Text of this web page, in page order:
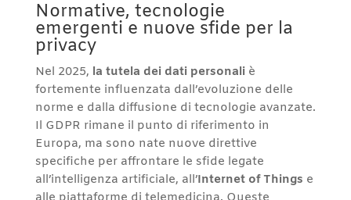
Normative, tecnologie
emergenti e nuove sfide per la
privacy
Nel 2025, la tutela dei dati personaliè
fortemente influenzata dall’evoluzione delle
norme e dalla diffusione di tecnologie avanzate.
Il GDPR rimane il punto di riferimento in
Europa, ma sono nate nuove direttive
specifiche per affrontare le sfide legate
all’intelligenza artificiale, all’Internet of Things e